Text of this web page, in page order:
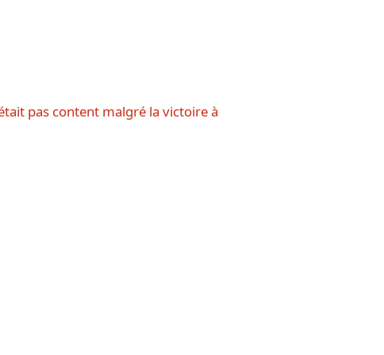
pas content malgré la victoire à